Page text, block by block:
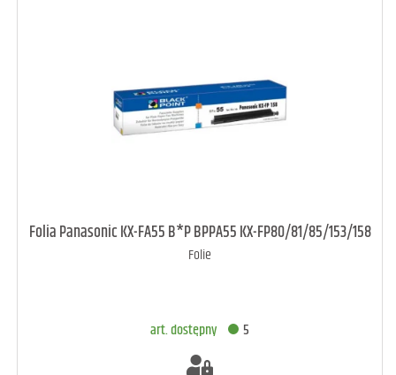
Folia Panasonic KX-FA55 B*P BPPA55 KX-FP80/81/85/153/158
Folie
art. dostępny 5